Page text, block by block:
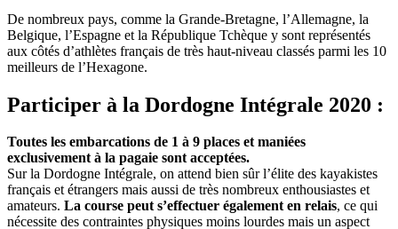
De nombreux pays, comme la Grande-Bretagne, l’Allemagne, la
Belgique, l’Espagne et la République Tchèque y sont représentés
aux côtés d’athlètes français de très haut-niveau classés parmi les 10
meilleurs de l’Hexagone.
Participer à la Dordogne Intégrale 2020 :
Toutes les embarcations de 1 à 9 places et maniées
exclusivement à la pagaie sont acceptées.
Sur la Dordogne Intégrale, on attend bien sûr l’élite des kayakistes
français et étrangers mais aussi de très nombreux enthousiastes et
amateurs. La course peut s’effectuer également en relais, ce qui
nécessite des contraintes physiques moins lourdes mais un aspect